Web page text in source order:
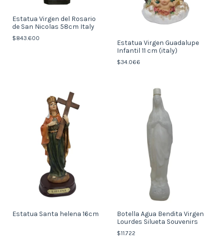
Estatua Virgen del Rosario
de San Nicolas 58cm Italy
$843.600
Estatua Virgen Guadalupe
Infantil 11 cm (italy)
$34.066
Estatua Santa helena 16cm
Botella Agua Bendita Virgen
Lourdes Silueta Souvenirs
$11.722